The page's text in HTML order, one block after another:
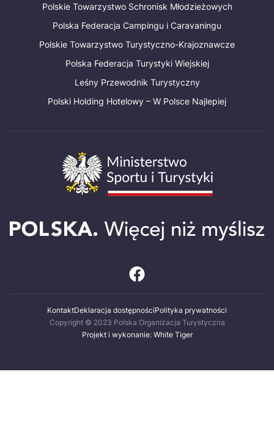
Polskie Towarzystwo Schronisk Młodzieżowych
Polska Federacja Campingu i Caravaningu
Polskie Towarzystwo Turystyczno-Krajoznawcze
Polska Federacja Turystyki Wiejskiej
Leśny Przewodnik Turystyczny
Polski Holding Hotelowy – W Polsce Najlepiej
KontaktDeklaracja dostępnościPolityka prywatności
Copyright © 2023 Polska Organizacja Turystyczna
Projekt i wykonanie: White Tiger